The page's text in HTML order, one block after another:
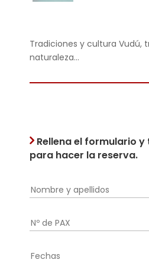
Tradiciones y cultura Vudú,
naturaleza...
Rellena el formulario
para hacer la reserva.